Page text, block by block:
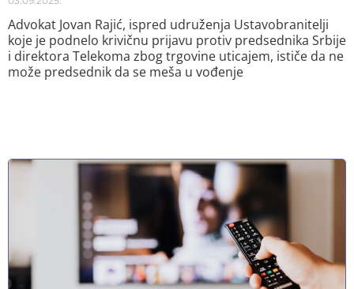
Advokat Jovan Rajić, ispred udruženja Ustavobranitelji
koje je podnelo krivičnu prijavu protiv predsednika Srbije
i direktora Telekoma zbog trgovine uticajem, ističe da ne
može predsednik da se meša u vođenje